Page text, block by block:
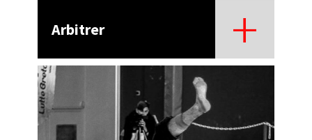
Arbitrer